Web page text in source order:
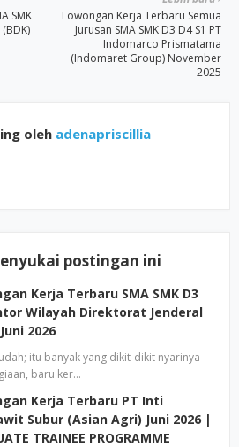
Lowongan Kerja Terbaru Semua
Jurusan SMA SMK D3 D4 S1 PT
Indomarco Prismatama
(Indomaret Group) November
2025
SMK
oleh adenapriscillia
postingan ini
Kerja Terbaru SMA SMK D3
Wilayah Direktorat Jenderal
2026
itu banyak yang dikit-dikit nyarinya
baru ker…
Kerja Terbaru PT Inti
Subur (Asian Agri) Juni 2026 |
TRAINEE PROGRAMME